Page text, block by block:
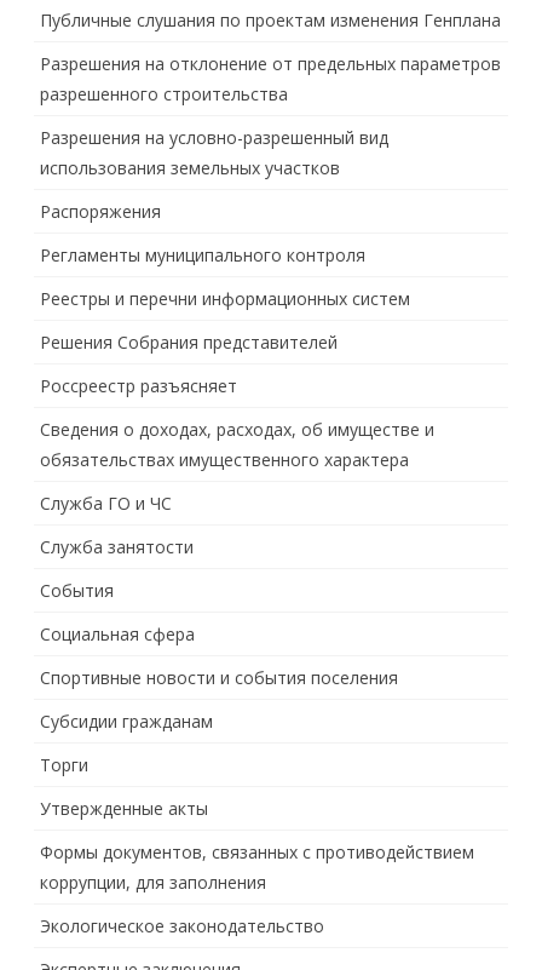
Публичные слушания по проектам изменения Генплана
Разрешения на отклонение от предельных параметров
разрешенного строительства
Разрешения на условно-разрешенный вид
использования земельных участков
Распоряжения
Регламенты муниципального контроля
Реестры и перечни информационных систем
Решения Собрания представителей
Россреестр разъясняет
Сведения о доходах, расходах, об имуществе и
обязательствах имущественного характера
Служба ГО и ЧС
Служба занятости
События
Социальная сфера
Спортивные новости и события поселения
Субсидии гражданам
Торги
Утвержденные акты
Формы документов, связанных с противодействием
коррупции, для заполнения
Экологическое законодательство